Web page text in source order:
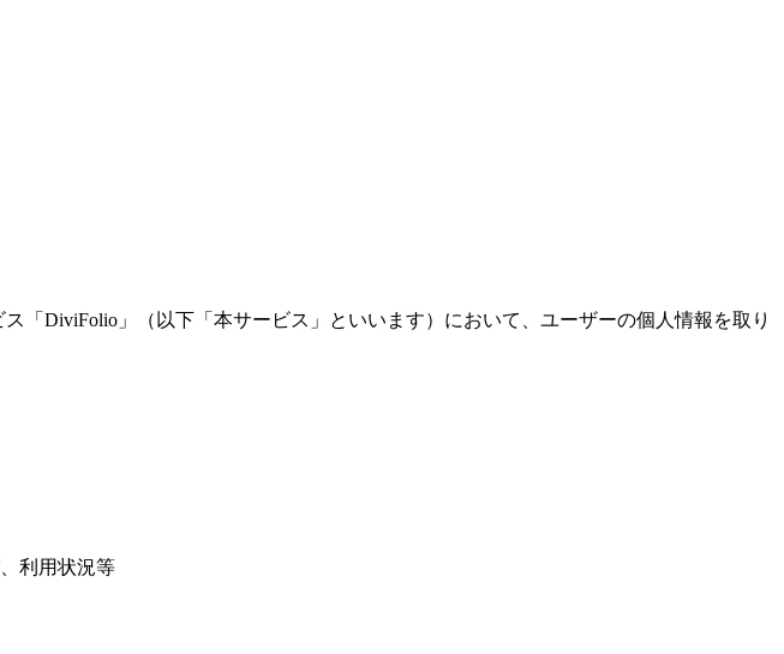
「DiviFolio」（以下「本サービス」といいます）において、ユーザーの個人情報を取り
利用状況等